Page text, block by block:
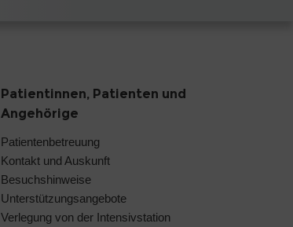
Patientinnen, Patienten und
Angehörige
Patientenbetreuung
Kontakt und Auskunft
Besuchshinweise
Unterstützungsangebote
Verlegung von der Intensivstation